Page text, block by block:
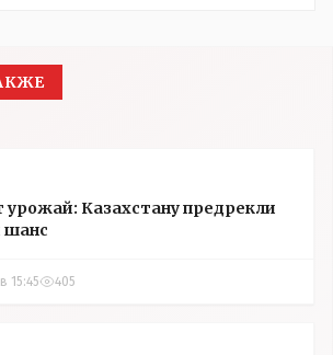
урожай: Казахстану предрекли
15:45 405